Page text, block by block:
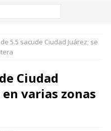
5.5 sacude Ciudad Juárez; se
Ciudad
varias zonas